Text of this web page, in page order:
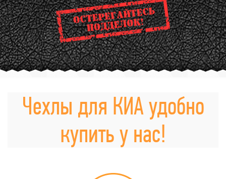
Чехлы для КИА удобно
купить у нас!